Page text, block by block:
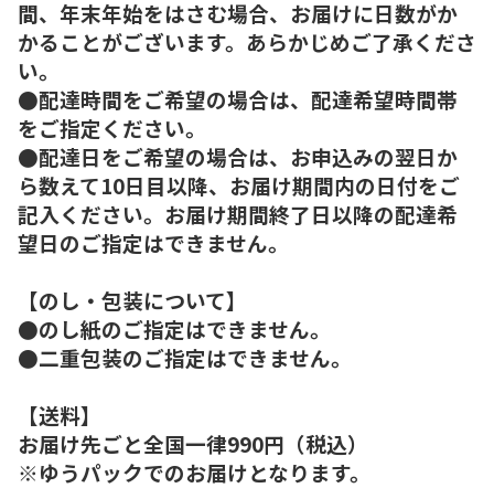
間、年末年始をはさむ場合、お届けに日数がか
かることがございます。あらかじめご了承くださ
い。
●配達時間をご希望の場合は、配達希望時間帯
をご指定ください。
●配達日をご希望の場合は、お申込みの翌日か
ら数えて10日目以降、お届け期間内の日付をご
記入ください。お届け期間終了日以降の配達希
望日のご指定はできません。
【のし・包装について】
●のし紙のご指定はできません。
●二重包装のご指定はできません。
【送料】
お届け先ごと全国一律990円（税込）
※ゆうパックでのお届けとなります。